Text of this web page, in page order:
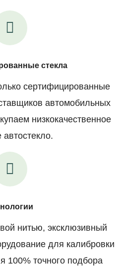
стекла
сертифицированные
автомобильных
низкокачественное
автостекло.
нитью, эксклюзивный
для калибровки
100% точного подбора